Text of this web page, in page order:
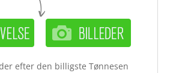
efter den billigste Tønnesen